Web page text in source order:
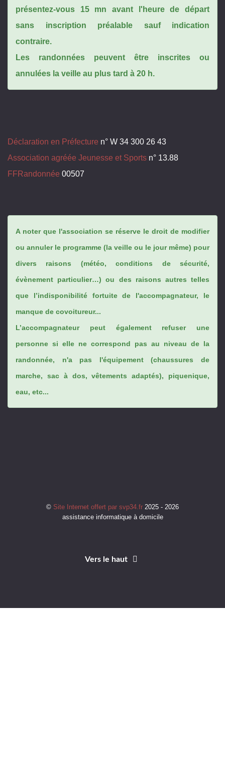
présentez-vous 15 mn avant l'heure de départ
sans inscription préalable sauf indication
contraire.
Les randonnées peuvent être inscrites ou
annulées la veille au plus tard à 20 h.
Déclaration en Préfecture n° W 34 300 26 43
Association agréée Jeunesse et Sports n° 13.88
FFRandonnée 00507
A noter que l'association se réserve le droit de modifier
ou annuler le programme (la veille ou le jour même) pour
divers raisons (météo, conditions de sécurité,
évènement particulier…) ou des raisons autres telles
que l’indisponibilité fortuite de l'accompagnateur, le
manque de covoitureur...
L’accompagnateur peut également refuser une
personne si elle ne correspond pas au niveau de la
randonnée, n'a pas l'équipement (chaussures de
marche, sac à dos, vêtements adaptés), piquenique,
eau, etc...
© Site Internet offert par svp34.fr 2025 - 2026
assistance informatique à domicile
Vers le haut